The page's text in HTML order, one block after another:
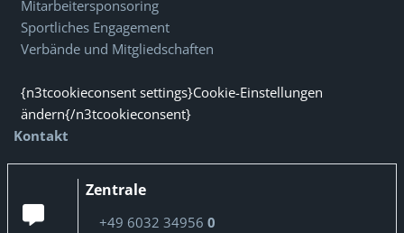
Mitarbeitersponsoring
Sportliches Engagement
Verbände und Mitgliedschaften
{n3tcookieconsent settings}Cookie-Einstellungen
ändern{/n3tcookieconsent}
Kontakt
Zentrale
+49 6032 34956 0